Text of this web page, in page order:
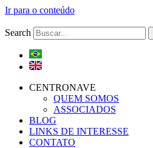
Ir para o conteúdo
Search
CENTRONAVE
QUEM SOMOS
ASSOCIADOS
BLOG
LINKS DE INTERESSE
CONTATO